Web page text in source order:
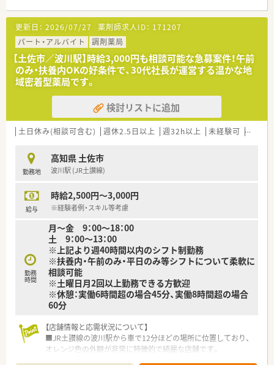
〈業務内容〉
■OTC医薬品の販売に関する販売・接客・レジ業務。
■調剤業務、レセコンを用いての処方箋入力・調剤報酬の計算な
どをお願いします。
〈法人概要〉
■創業208年、高知県にて調剤併設型ドラッグストアを展開して
います。
■高知県内25店舗うち調剤併設店舗11店舗※2023年8月現在
■高知県の老舗ドラッグストアとして県内に25店舗を展開・調
剤併設店舗の開設やスケールメリットを活かした新たな事業展
開を進めています。
ことができます。
■正社員の平均年齢は38.4歳・平均勤続勤務年数10.8年・平均有
給休暇取得日数10.5日・月平均所定外労働時間3.5時間。
形貯蓄・労働組合が完備されています。
■育児時短制度あり（小学1年生の4月になるまでの間、勤務時間
〈こんな方にもおススメ〉
■調剤併設のドラッグストアでご勤務したい方
■地元の企業で地域貢献したい方
■OTC医薬品に興味のある方
などお気軽にお問い合わせください！
更新日： 2026/07/27 薬剤師求人ID： 171207
パート・アルバイト
調剤薬局
【土佐市／波川駅】時給3,000円も相談可能な急募案件！午前
のみ・扶養内OKの好条件で、30代社長が運営する温かな地
域密着型薬局です。
検討リストに追加
土日休み(相談可含む) 週休2.5日以上 週32h以上 未経験可 ブラン
勤務地
高知県 土佐市
波川駅 (JR土讃線)
給与
時給2,500円～3,000円
※経験者例・スキル等考慮
勤務
時間
月～金 9：00～18：00
土 9：00～13：00
※上記より週40時間以内のシフト制勤務
※扶養内・午前のみ・平日のみ等シフトについて柔軟に
相談可能
※土曜日月2回以上勤務できる方歓迎
※休憩：実働6時間超の場合45分、実働8時間超の場合
60分
【店舗情報と応需状況について】
■JR土讃線の波川駅から車で12分ほどの場所に位置しており、
オレンジ色の外観が非常に特徴的で綺麗な店舗です。